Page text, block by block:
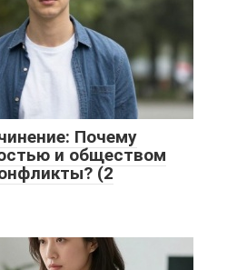
Почему
и обществом
(2